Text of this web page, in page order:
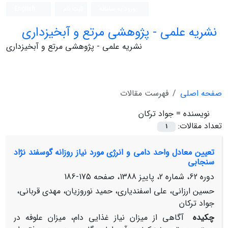
نشریه علمی - پژوهشی مرتع و آبخیزداری
نشریه علمی - پژوهشی مرتع و آبخیزداری
صفحه اصلی
فهرست مقالات
نویسنده = جواد ترکان
تعداد مقالات:
1
تعیین معادل واحد دامی و انرژی مورد نیاز روزانه گوسفند نژاد
سنجابی
دوره 62، شماره 2، پاییز 1388، صفحه
175-186
حسین ارزانی، علی اسفندیاری، حمید نوروزیان، مهدی قربانی،
جواد ترکان
چکیده
آگاهی از میزان نیاز غذایی دام، میزان علوفه در